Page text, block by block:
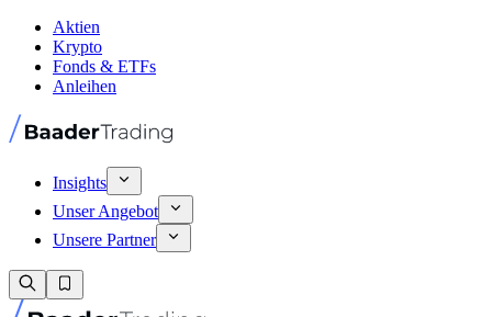
Aktien
Krypto
Fonds & ETFs
Anleihen
Insights
Unser Angebot
Unsere Partner